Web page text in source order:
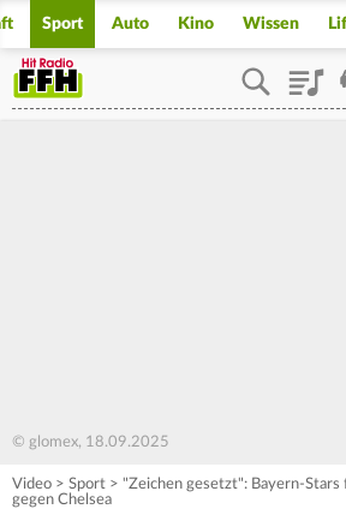
Sport Auto Kino Wissen
© glomex, 18.09.2025
Video > Sport > "Zeichen gesetzt": Bayern-
gegen Chelsea